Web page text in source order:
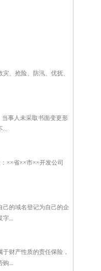
、抢险、防汛、优抚、
事人未采取书面变更形
...
××省××市××开发公司
己的域名登记为自己的企
字...
财产性质的责任保险，
购...